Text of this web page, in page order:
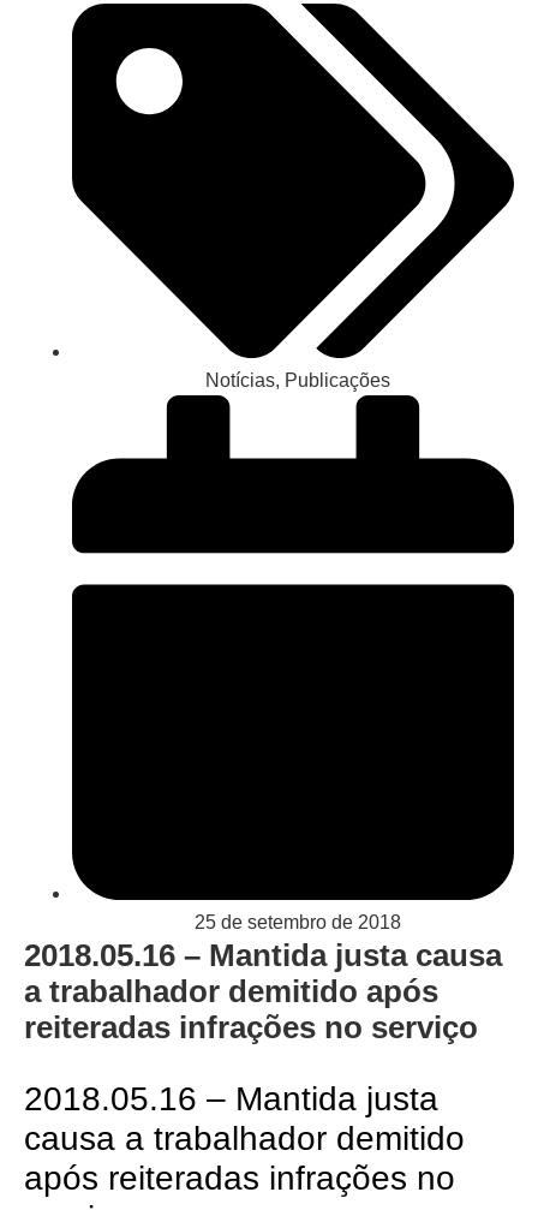
Notícias, Publicações
25 de setembro de 2018
2018.05.16 – Mantida justa causa
a trabalhador demitido após
reiteradas infrações no serviço
2018.05.16 – Mantida justa
causa a trabalhador demitido
após reiteradas infrações no